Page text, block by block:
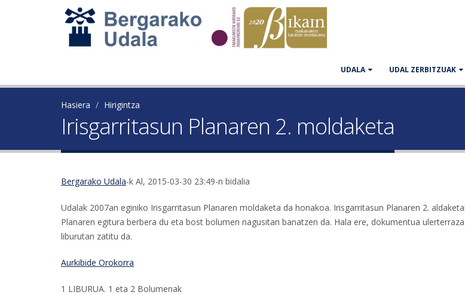
UDALA UDAL ZERBITZUAK
Hasiera Hirigintza
Irisgarritasun Planaren 2. moldaketa
Bergarako Udala-k Al, 2015-03-30 23:49-n bidalia
Udalak 2007an eginiko Irisgarritasun Planaren moldaketa da honakoa. Irisgarritasun Planaren 2.
Planaren egitura berbera du eta bost bolumen nagusitan banatzen da. Hala ere, dokumentua
liburutan zatitu da.
Aurkibide Orokorra
1 LIBURUA. 1 eta 2 Bolumenak